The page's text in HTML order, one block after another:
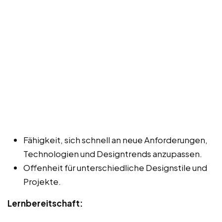
Fähigkeit, sich schnell an neue Anforderungen,
Technologien und Designtrends anzupassen.
Offenheit für unterschiedliche Designstile und
Projekte.
Lernbereitschaft: